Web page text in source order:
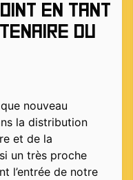
en tant
du
nouveau
la distribution
et de la
un très proche
l’entrée de notre